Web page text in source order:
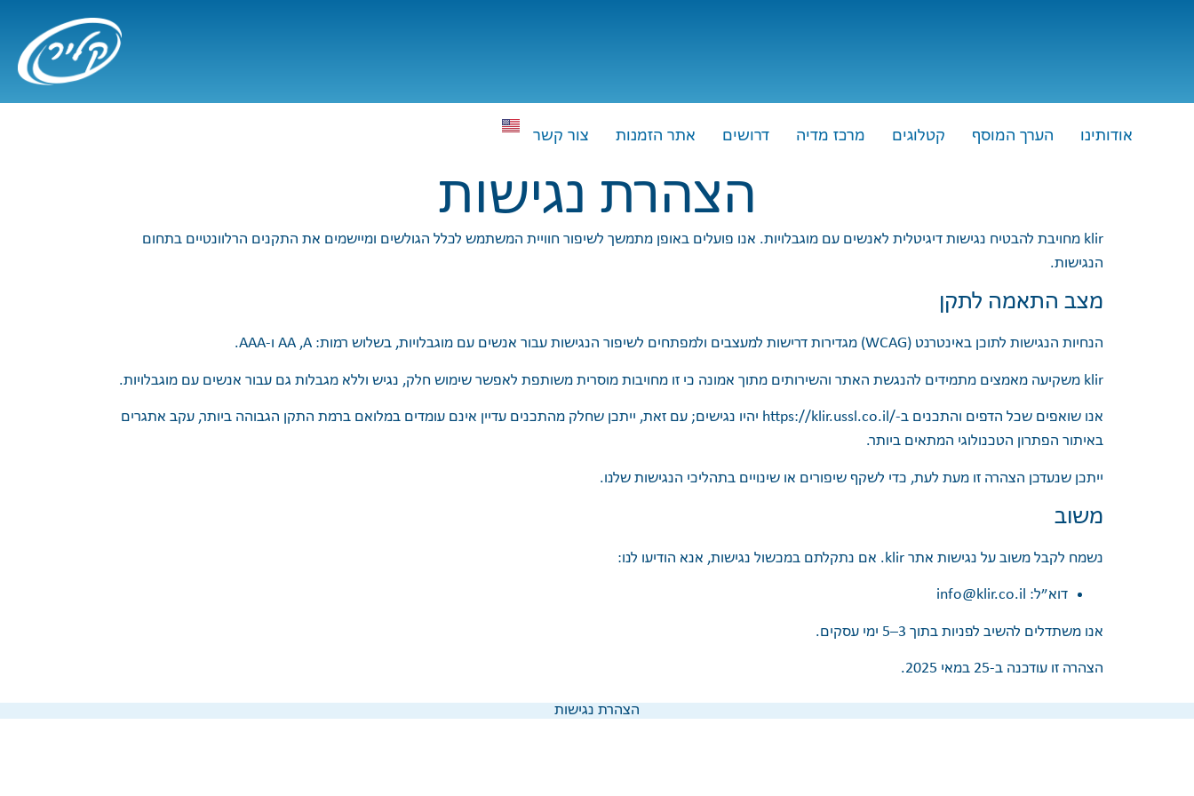
אודותינו הערך המוסף קטלוגים מרכז מדיה דרושים אתר הזמנות צור קשר
הצהרת נגישות
klir מחויבת להבטיח נגישות דיגיטלית לאנשים עם מוגבלויות. אנו פועלים באופן מתמשך לשיפור חוויית המשתמש לכלל הגולשים ומיישמים את התקנים הרלוונטיים בתחום
הנגישות.
מצב התאמה לתקן
הנחיות הנגישות לתוכן באינטרנט (WCAG) מגדירות דרישות למעצבים ולמפתחים לשיפור הנגישות עבור אנשים עם מוגבלויות, בשלוש רמות: A‏, AA ו-AAA.
klir משקיעה מאמצים מתמידים להנגשת האתר והשירותים מתוך אמונה כי זו מחויבות מוסרית משותפת לאפשר שימוש חלק, נגיש וללא מגבלות גם עבור אנשים עם מוגבלויות.
אנו שואפים שכל הדפים והתכנים ב-‎https://klir.ussl.co.il/‎ יהיו נגישים; עם זאת, ייתכן שחלק מהתכנים עדיין אינם עומדים במלואם ברמת התקן הגבוהה ביותר, עקב אתגרים
באיתור הפתרון הטכנולוגי המתאים ביותר.
ייתכן שנעדכן הצהרה זו מעת לעת, כדי לשקף שיפורים או שינויים בתהליכי הנגישות שלנו.
משוב
נשמח לקבל משוב על נגישות אתר klir. אם נתקלתם במכשול נגישות, אנא הודיעו לנו:
דוא״ל: info@klir.co.il
אנו משתדלים להשיב לפניות בתוך 3–5 ימי עסקים.
הצהרה זו עודכנה ב-25 במאי 2025.
הצהרת נגישות